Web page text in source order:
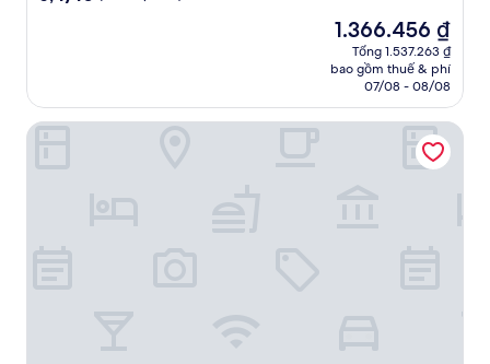
Giá
hiện
tại
1.366.456 ₫
1.366.456 ₫
Tổng 1.537.263 ₫
bao gồm thuế & phí
07/08 - 08/08
The Capitol Inn Tallahassee